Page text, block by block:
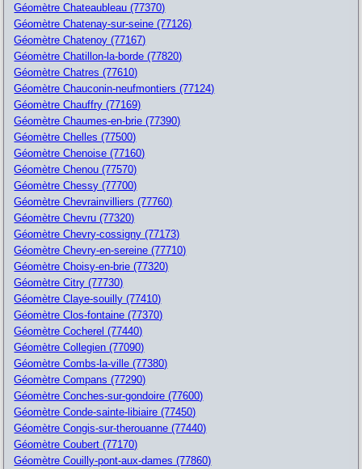
Géomètre Chateaubleau (77370)
Géomètre Chatenay-sur-seine (77126)
Géomètre Chatenoy (77167)
Géomètre Chatillon-la-borde (77820)
Géomètre Chatres (77610)
Géomètre Chauconin-neufmontiers (77124)
Géomètre Chauffry (77169)
Géomètre Chaumes-en-brie (77390)
Géomètre Chelles (77500)
Géomètre Chenoise (77160)
Géomètre Chenou (77570)
Géomètre Chessy (77700)
Géomètre Chevrainvilliers (77760)
Géomètre Chevru (77320)
Géomètre Chevry-cossigny (77173)
Géomètre Chevry-en-sereine (77710)
Géomètre Choisy-en-brie (77320)
Géomètre Citry (77730)
Géomètre Claye-souilly (77410)
Géomètre Clos-fontaine (77370)
Géomètre Cocherel (77440)
Géomètre Collegien (77090)
Géomètre Combs-la-ville (77380)
Géomètre Compans (77290)
Géomètre Conches-sur-gondoire (77600)
Géomètre Conde-sainte-libiaire (77450)
Géomètre Congis-sur-therouanne (77440)
Géomètre Coubert (77170)
Géomètre Couilly-pont-aux-dames (77860)